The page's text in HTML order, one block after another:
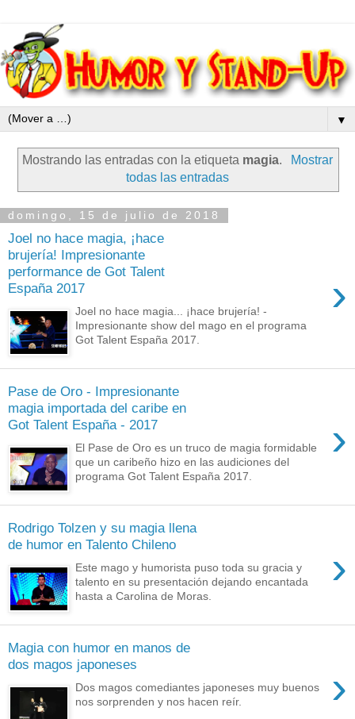
▼
Mostrando las entradas con la etiqueta magia.
Mostrar
todas las entradas
domingo, 15 de julio de 2018
Joel no hace magia, ¡hace
brujería! Impresionante
performance de Got Talent
España 2017
›
Joel no hace magia... ¡hace brujería! -
Impresionante show del mago en el programa
Got Talent España 2017.
Pase de Oro - Impresionante
magia importada del caribe en
Got Talent España - 2017
›
El Pase de Oro es un truco de magia formidable
que un caribeño hizo en las audiciones del
programa Got Talent España 2017.
Rodrigo Tolzen y su magia llena
de humor en Talento Chileno
›
Este mago y humorista puso toda su gracia y
talento en su presentación dejando encantada
hasta a Carolina de Moras.
Magia con humor en manos de
dos magos japoneses
›
Dos magos comediantes japoneses muy buenos
nos sorprenden y nos hacen reír.